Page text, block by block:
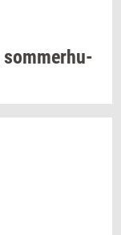
som­mer­hu­